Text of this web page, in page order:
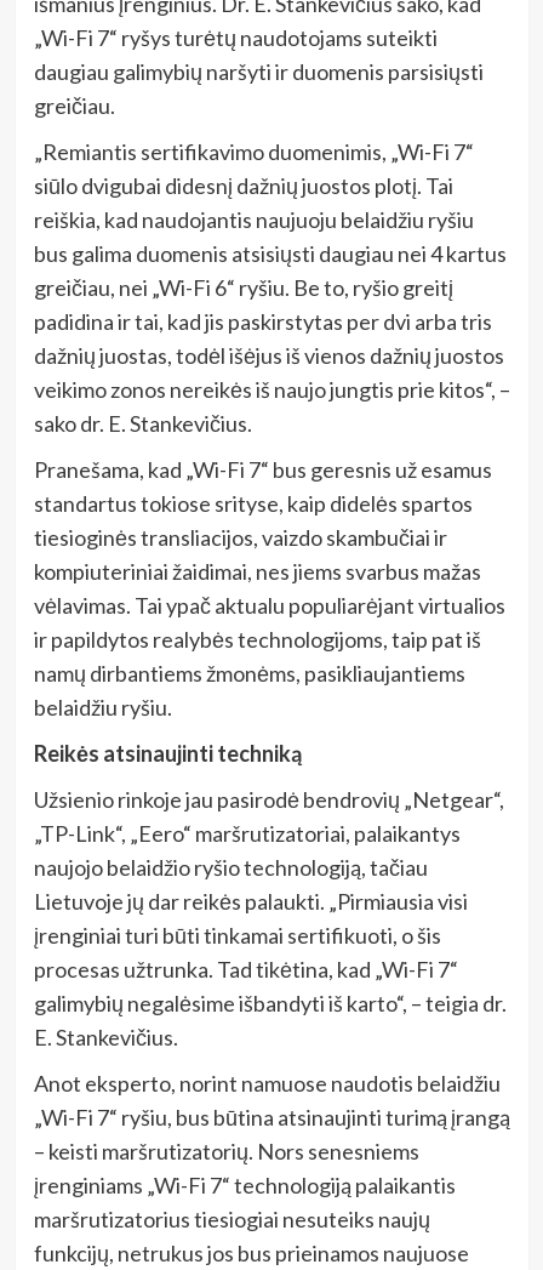
„Wi-Fi 7“ ryšys turėtų naudotojams suteikti
daugiau galimybių naršyti ir duomenis parsisiųsti
greičiau.
„Remiantis sertifikavimo duomenimis, „Wi-Fi 7“
siūlo dvigubai didesnį dažnių juostos plotį. Tai
reiškia, kad naudojantis naujuoju belaidžiu ryšiu
bus galima duomenis atsisiųsti daugiau nei 4 kartus
greičiau, nei „Wi-Fi 6“ ryšiu. Be to, ryšio greitį
padidina ir tai, kad jis paskirstytas per dvi arba tris
dažnių juostas, todėl išėjus iš vienos dažnių juostos
veikimo zonos nereikės iš naujo jungtis prie kitos“, –
sako dr. E. Stankevičius.
Pranešama, kad „Wi-Fi 7“ bus geresnis už esamus
standartus tokiose srityse, kaip didelės spartos
tiesioginės transliacijos, vaizdo skambučiai ir
kompiuteriniai žaidimai, nes jiems svarbus mažas
vėlavimas. Tai ypač aktualu populiarėjant virtualios
ir papildytos realybės technologijoms, taip pat iš
namų dirbantiems žmonėms, pasikliaujantiems
belaidžiu ryšiu.
Reikės atsinaujinti techniką
Užsienio rinkoje jau pasirodė bendrovių „Netgear“,
„TP-Link“, „Eero“ maršrutizatoriai, palaikantys
naujojo belaidžio ryšio technologiją, tačiau
Lietuvoje jų dar reikės palaukti. „Pirmiausia visi
įrenginiai turi būti tinkamai sertifikuoti, o šis
procesas užtrunka. Tad tikėtina, kad „Wi-Fi 7“
galimybių negalėsime išbandyti iš karto“, – teigia dr.
E. Stankevičius.
Anot eksperto, norint namuose naudotis belaidžiu
„Wi-Fi 7“ ryšiu, bus būtina atsinaujinti turimą įrangą
– keisti maršrutizatorių. Nors senesniems
įrenginiams „Wi-Fi 7“ technologiją palaikantis
maršrutizatorius tiesiogiai nesuteiks naujų
funkcijų, netrukus jos bus prieinamos naujuose